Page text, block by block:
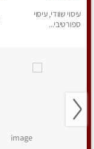
עיסוי שוודי, עיסוי
ספורטיבי...